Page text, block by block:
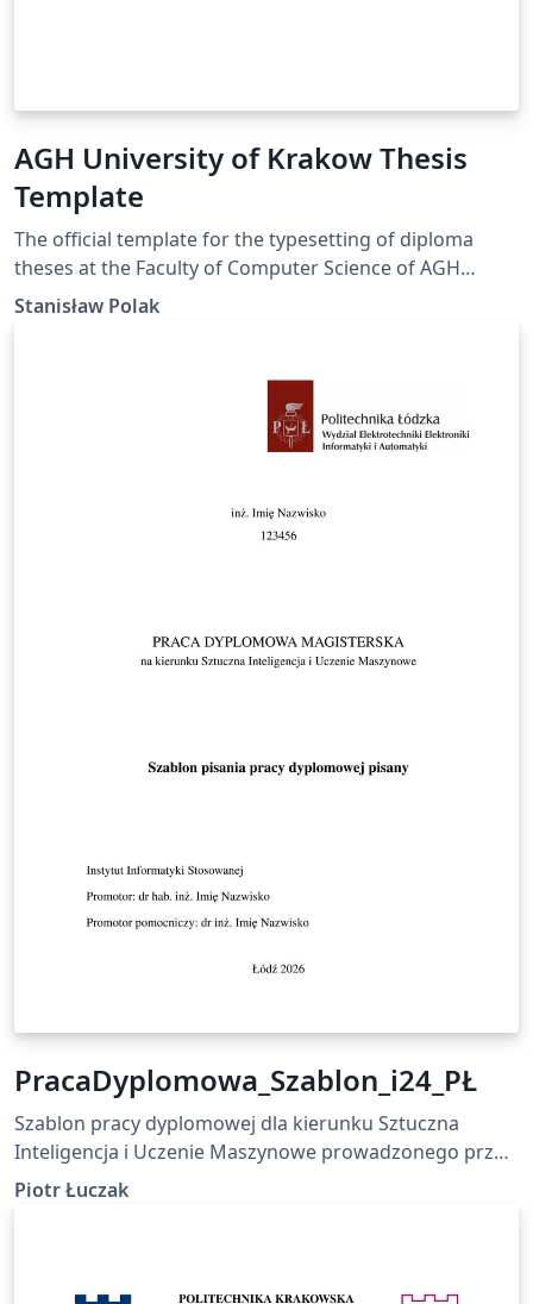
AGH University of Krakow Thesis
Template
The official template for the typesetting of diploma
theses at the Faculty of Computer Science of AGH
University of Krakow.
Stanisław Polak
PracaDyplomowa_Szablon_i24_PŁ
Szablon pracy dyplomowej dla kierunku Sztuczna
Inteligencja i Uczenie Maszynowe prowadzonego przez
Instytut Informatyki Stosowanej Politechniki Łódzkiej
Piotr Łuczak